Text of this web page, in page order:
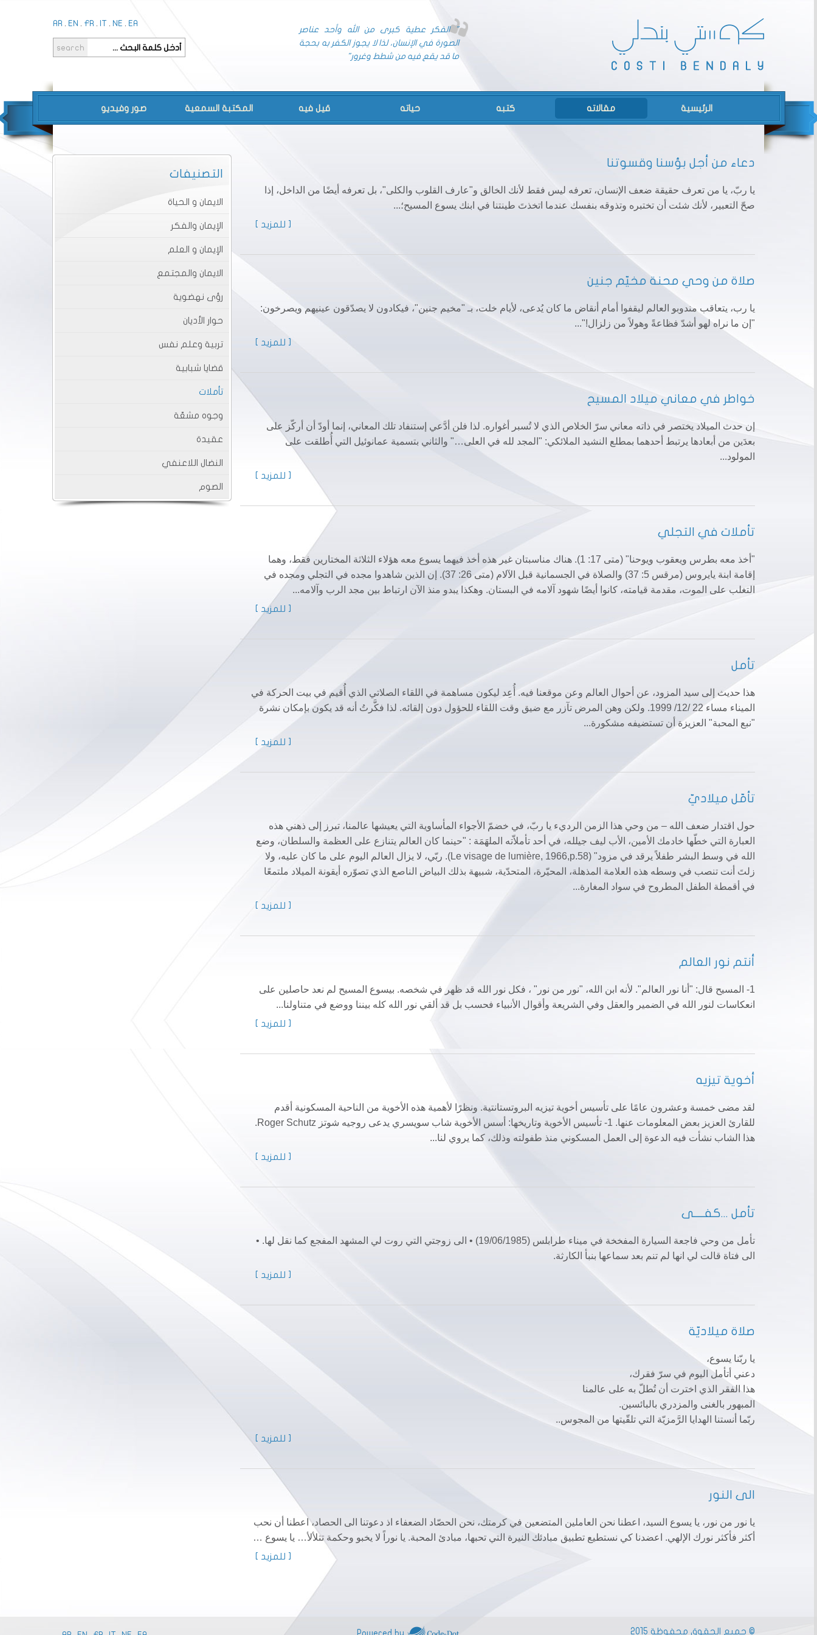
" الفكر عطية كبرى من الله وأحد عناصر
الصورة في الإنسان، لذا لا يجوز الكفر به بحجة
ما قد يقع فيه من شطط وغرور"
AR . EN . FR . IT . NE . EA
الرئيسية مقالاته كتبه حياته قيل فيه المكتبة السمعية صور وفيديو
دعاء من أجل بؤسنا وقسوتنا
يا ربّ، يا من تعرف حقيقة ضعف الإنسان، تعرفه ليس فقط لأنك الخالق و"عارف القلوب والكلى"، بل تعرفه أيضًا من الداخل، إذا
صحّ التعبير، لأنك شئت أن تختبره وتذوقه بنفسك عندما اتخذتَ طينتنا في ابنك يسوع المسيح؛...
[ للمزيد ]
صلاة من وحي محنة مخيّم جنين
يا رب، يتعاقب مندوبو العالم ليقفوا أمام أنقاض ما كان يُدعى، لأيام خلت، بـ "مخيم جنين"، فيكادون لا يصدّقون عينيهم ويصرخون:
"إن ما نراه لهو أشدّ فظاعةً وهولاً من زلزال!"...
[ للمزيد ]
خواطر في معاني ميلاد المسيح
إن حدث الميلاد يختصر في ذاته معاني سرّ الخلاص الذي لا تُسبر أغواره. لذا فلن أدَّعي إستنفاد تلك المعاني، إنما أودّ أن أركّز على
بعدَين من أبعادها يرتبط أحدهما بمطلع النشيد الملائكي: "المجد لله في العلى…" والثاني بتسمية عمانوئيل التي أُطلقت على
المولود...
[ للمزيد ]
تأملات في التجلي
"أخذ معه بطرس ويعقوب ويوحنا" (متى 17: 1). هناك مناسبتان غير هذه أخذ فيهما يسوع معه هؤلاء الثلاثة المختارين فقط، وهما
إقامة ابنة يايروس (مرقس 5: 37) والصلاة في الجسمانية قبل الآلام (متى 26: 37). إن الذين شاهدوا مجده في التجلي ومجده في
التغلب على الموت، مقدمة قيامته، كانوا أيضًا شهود آلامه في البستان. وهكذا يبدو منذ الآن ارتباط بين مجد الرب وآلامه...
[ للمزيد ]
تأمل
هذا حديث إلى سيد المزود، عن أحوال العالم وعن موقعنا فيه. أُعِد ليكون مساهمة في اللقاء الصلاتي الذي أُقيم في بيت الحركة في
الميناء مساء 22 /12/ 1999. ولكن وهن المرض تآزر مع ضيق وقت اللقاء للحؤول دون إلقائه. لذا فكَّرتُ أنه قد يكون بإمكان نشرة
"نبع المحبة" العزيزة أن تستضيفه مشكورة...
[ للمزيد ]
تأمّل ميلاديّ
حول اقتدار ضعف الله – من وحي هذا الزمن الرديء يا ربّ، في خضمّ الأجواء المأساوية التي يعيشها عالمنا، تبرز إلى ذهني هذه
العبارة التي خطّها خادمك الأمين، الأب ليف جيلله، في أحد تأملاّته الملهَمَة : "حينما كان العالم يتنازع على العظمة والسلطان، وضع
الله في وسط البشر طفلاً يرقد في مزود" (Le visage de lumière, 1966,p.58). ربّي، لا يزال العالم اليوم على ما كان عليه، ولا
زلتَ أنت تنصب في وسطه هذه العلامة المذهلة، المحيّرة، المتحدّية، شبيهة بذلك البياض الناصع الذي تصوّره أيقونة الميلاد ملتمعًا
في أقمطة الطفل المطروح في سواد المغارة...
[ للمزيد ]
أنتم نور العالم
1- المسيح قال: "أنا نور العالم". لأنه ابن الله، "نور من نور" ، فكل نور الله قد ظهر في شخصه. بيسوع المسيح لم نعد حاصلين على
انعكاسات لنور الله في الضمير والعقل وفي الشريعة وأقوال الأنبياء فحسب بل قد ألقي نور الله كله بيننا ووضع في متناولنا...
[ للمزيد ]
أخوية تيزيه
لقد مضى خمسة وعشرون عامًا على تأسيس أخوية تيزيه البروتستانتية. ونظرًا لأهمية هذه الأخوية من الناحية المسكونية أقدم
للقارئ العزيز بعض المعلومات عنها. 1- تأسيس الأخوية وتاريخها: أسس الأخوية شاب سويسري يدعى روجيه شوتز Roger Schutz.
هذا الشاب نشأت فيه الدعوة إلى العمل المسكوني منذ طفولته وذلك، كما يروي لنا...
[ للمزيد ]
تأمل ...كفــــى
تأمل من وحي فاجعة السيارة المفخخة في ميناء طرابلس (19/06/1985) • الى زوجتي التي روت لي المشهد المفجع كما نقل لها. •
الى فتاة قالت لي انها لم تنم بعد سماعها بنبأ الكارثة.
[ للمزيد ]
صلاة ميلاديّة
يا ربّنا يسوع،
دعني أتأمل اليوم في سرّ فقرك،
هذا الفقر الذي اخترت أن تُطلّ به على عالمنا
المبهور بالغنى والمزدري بالبائسين.
ربّما أنستنا الهدايا الرَّمزيّة التي تلقّيتها من المجوس..
[ للمزيد ]
الى النور
يا نور من نور، يا يسوع السيد، اعطنا نحن العاملين المتضعين في كرمتك، نحن الحصّاد الضعفاء اذ دعوتنا الى الحصاد، اعطنا أن نحب
أكثر فأكثر نورك الإلهي. اعضدنا كي نستطيع تطبيق مبادئك النيرة التي تحبها، مبادئ المحبة. يا نوراً لا يخبو وحكمة تتلألأ… يا يسوع …
[ للمزيد ]
التصنيفات
الايمان و الحياة
الإيمان والفكر
الإيمان و العلم
الايمان والمجتمع
رؤى نهضوية
حوار الأديان
تربية وعلم نفس
قضايا شبابية
تأملات
وجوه مشعّة
عقيدة
النضال اللاعنفي
الصوم
© جميع الحقوق محفوظة 2015